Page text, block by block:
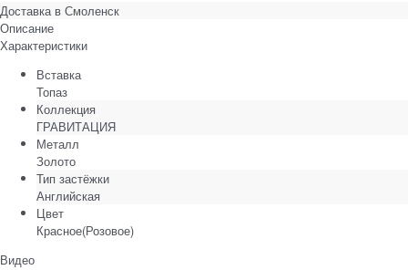
Доставка в Смоленск
Описание
Характеристики
Вставка
Топаз
Коллекция
ГРАВИТАЦИЯ
Металл
Золото
Тип застёжки
Английская
Цвет
Красное(Розовое)
Видео